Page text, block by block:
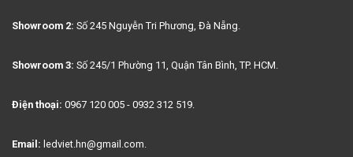
Showroom 2: Số 245 Nguyễn Tri Phương, Đà Nẵng.
Showroom 3: Số 245/1 Phường 11, Quận Tân Bình, TP. HCM.
Điện thoại: 0967 120 005 - 0932 312 519.
Email: ledviet.hn@gmail.com.